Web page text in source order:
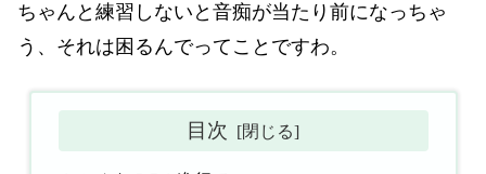
ちゃんと練習しないと音痴が当たり前になっちゃ
う、それは困るんでってことですわ。
目次